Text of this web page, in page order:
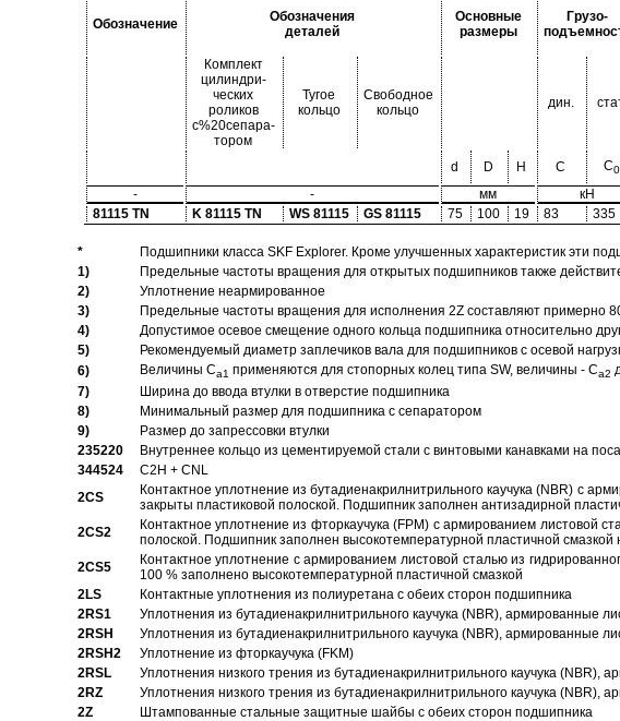
Обозначение
Обозначения
деталей
Основные
размеры
Грузо-
Комплект
цилиндри-
ческих
роликов
с%20сепара-
тором
Тугое
кольцо
Свободное
кольцо
дин.
d D H C C0
-
- мм кН
81115 TN
K 81115 TN WS 81115 GS 81115 75 100 19 83 335
*
Подшипники класса SKF Explorer. Кроме улучшенных характеристик эти
1)
Предельные частоты вращения для открытых подшипников также
2)
Уплотнение неармированное
3)
Предельные частоты вращения для исполнения 2Z составляют примерно
4)
Допустимое осевое смещение одного кольца подшипника относительно
5)
Рекомендуемый диаметр заплечиков вала для подшипников с осевой
6)
Величины Ca1 применяются для стопорных колец типа SW, величины - Ca2
7)
Ширина до ввода втулки в отверстие подшипника
8)
Минимальный размер для подшипника с сепаратором
9)
Размер до запрессовки втулки
235220
Внутреннее кольцо из цементируемой стали с винтовыми канавками на
344524
C2H + CNL
2CS
Контактное уплотнение из бутадиенакрилнитрильного каучука (NBR) с
закрыты пластиковой полоской. Подшипник заполнен антизадирной
2CS2
Контактное уплотнение из фторкаучука (FPM) с армированием листовой
полоской. Подшипник заполнен высокотемпературной пластичной
2CS5
Контактное уплотнение с армированием листовой сталью из
100 % заполнено высокотемпературной пластичной смазкой
2LS
Контактные уплотнения из полиуретана с обеих сторон подшипника
2RS1
Уплотнения из бутадиенакрилнитрильного каучука (NBR), армированные
2RSH
Уплотнения из бутадиенакрилнитрильного каучука (NBR), армированные
2RSH2
Уплотнение из фторкаучука (FKM)
2RSL
Уплотнения низкого трения из бутадиенакрилнитрильного каучука
2RZ
Уплотнения низкого трения из бутадиенакрилнитрильного каучука
2Z
Штампованные стальные защитные шайбы с обеих сторон подшипника